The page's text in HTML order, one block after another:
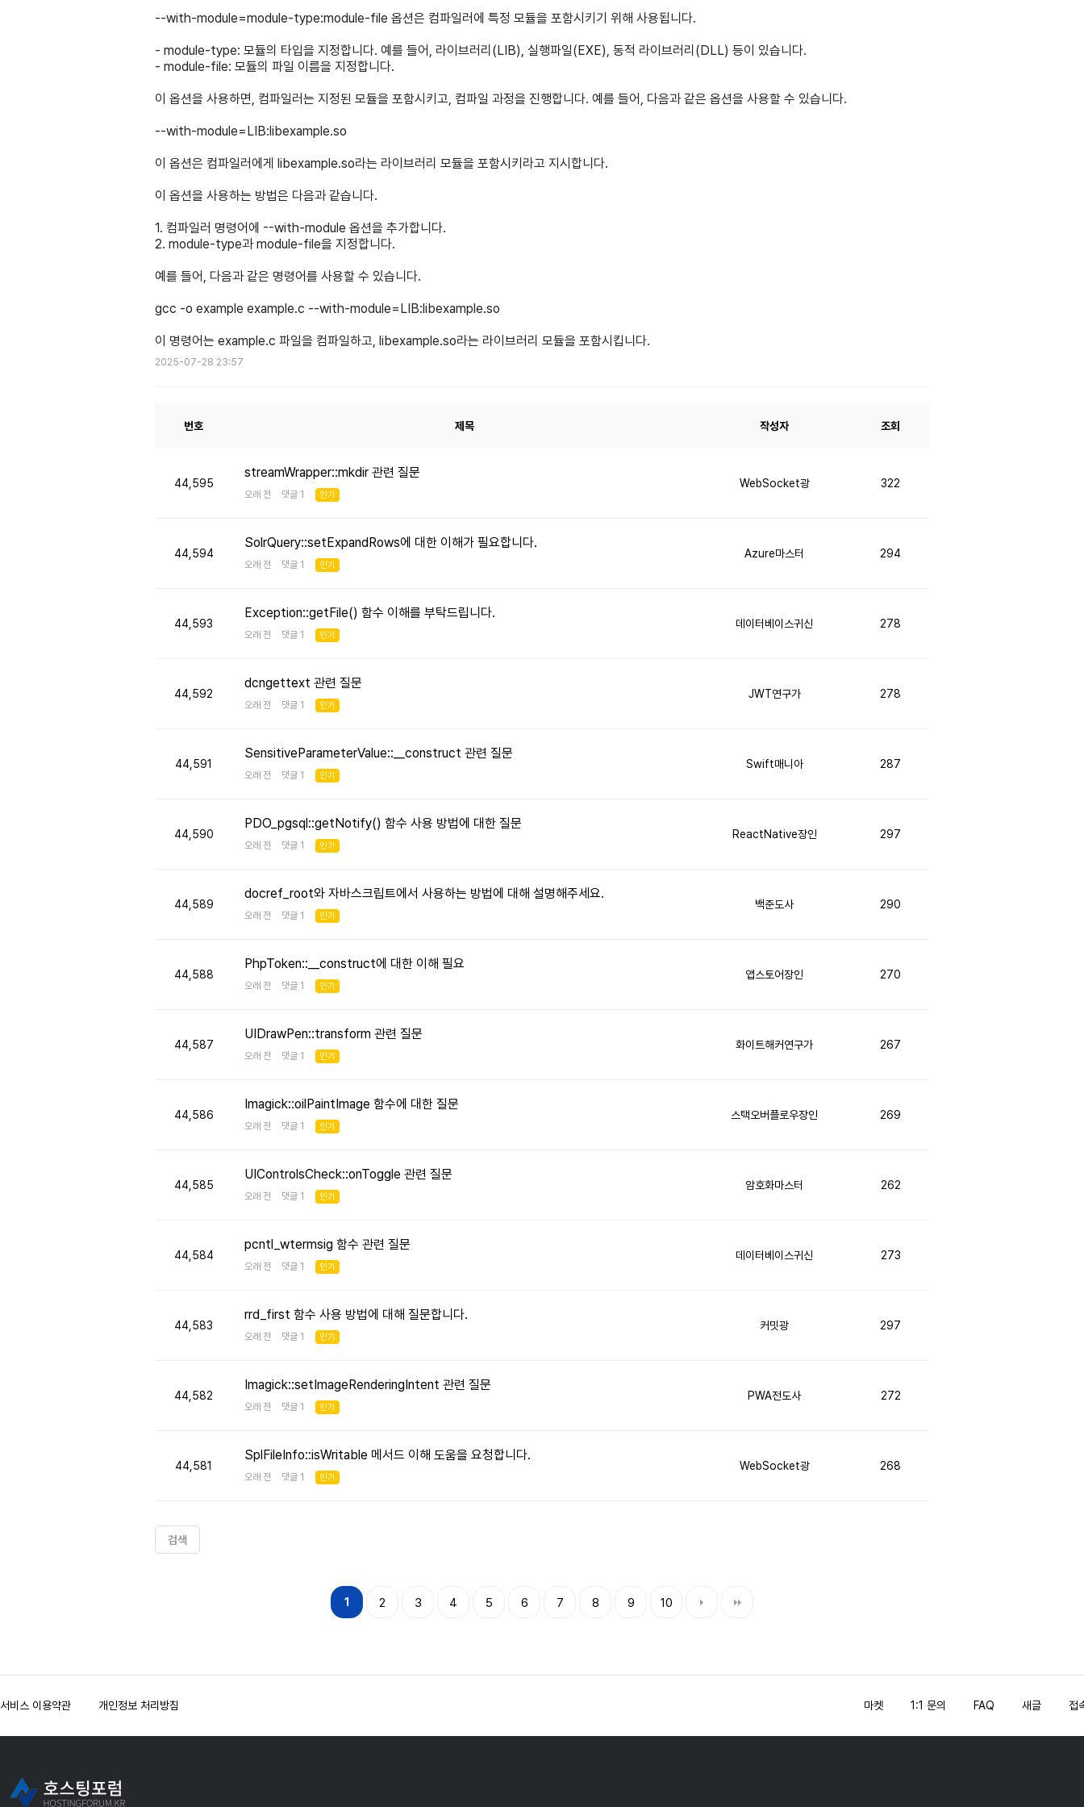
--with-module=module-type:module-file 옵션은 컴파일러에 특정 모듈을 포함시키기 위해 사용됩니다.
- module-type: 모듈의 타입을 지정합니다. 예를 들어, 라이브러리(LIB), 실행파일(EXE), 동적 라이브러리(DLL) 등이 있습니다.
- module-file: 모듈의 파일 이름을 지정합니다.
이 옵션을 사용하면, 컴파일러는 지정된 모듈을 포함시키고, 컴파일 과정을 진행합니다. 예를 들어, 다음과 같은 옵션을 사용할 수 있습니다.
--with-module=LIB:libexample.so
이 옵션은 컴파일러에게 libexample.so라는 라이브러리 모듈을 포함시키라고 지시합니다.
이 옵션을 사용하는 방법은 다음과 같습니다.
1. 컴파일러 명령어에 --with-module 옵션을 추가합니다.
2. module-type과 module-file을 지정합니다.
예를 들어, 다음과 같은 명령어를 사용할 수 있습니다.
gcc -o example example.c --with-module=LIB:libexample.so
이 명령어는 example.c 파일을 컴파일하고, libexample.so라는 라이브러리 모듈을 포함시킵니다.
2025-07-28 23:57
번호 제목 작성자 조회
44,595
streamWrapper::mkdir 관련 질문
오래 전 댓글 1 인기
WebSocket광 322
44,594
SolrQuery::setExpandRows에 대한 이해가 필요합니다.
오래 전 댓글 1 인기
Azure마스터 294
44,593
Exception::getFile() 함수 이해를 부탁드립니다.
오래 전 댓글 1 인기
데이터베이스귀신 278
44,592
dcngettext 관련 질문
오래 전 댓글 1 인기
JWT연구가 278
44,591
SensitiveParameterValue::__construct 관련 질문
오래 전 댓글 1 인기
Swift매니아 287
44,590
PDO_pgsql::getNotify() 함수 사용 방법에 대한 질문
오래 전 댓글 1 인기
ReactNative장인 297
44,589
docref_root와 자바스크립트에서 사용하는 방법에 대해 설명해주세요.
오래 전 댓글 1 인기
백준도사 290
44,588
PhpToken::__construct에 대한 이해 필요
오래 전 댓글 1 인기
앱스토어장인 270
44,587
UIDrawPen::transform 관련 질문
오래 전 댓글 1 인기
화이트해커연구가 267
44,586
Imagick::oilPaintImage 함수에 대한 질문
오래 전 댓글 1 인기
스택오버플로우장인 269
44,585
UIControlsCheck::onToggle 관련 질문
오래 전 댓글 1 인기
암호화마스터 262
44,584
pcntl_wtermsig 함수 관련 질문
오래 전 댓글 1 인기
데이터베이스귀신 273
44,583
rrd_first 함수 사용 방법에 대해 질문합니다.
오래 전 댓글 1 인기
커밋광 297
44,582
Imagick::setImageRenderingIntent 관련 질문
오래 전 댓글 1 인기
PWA전도사 272
44,581
SplFileInfo::isWritable 메서드 이해 도움을 요청합니다.
오래 전 댓글 1 인기
WebSocket광 268
검색
1 2 3 4 5 6 7 8 9 10
맨끝
서비스 이용약관 개인정보 처리방침 마켓 1:1 문의 FAQ 새글 접